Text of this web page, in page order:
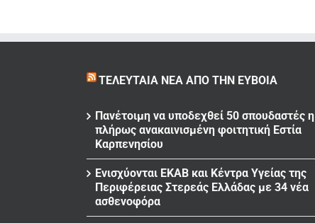
ΤΕΛΕΥΤΑΊΑ ΝΈΑ ΑΠΌ ΤΗΝ ΕΎΒΟΙΑ
Πανέτοιμη να υποδεχθεί 50 σπουδαστές η
πλήρως ανακαινισμένη φοιτητική Εστία
Καρπενησίου
Ενισχύονται ΕΚΑΒ και Κέντρα Υγείας της
Περιφέρειας Στερεάς Ελλάδας με 34 νέα
ασθενοφόρα